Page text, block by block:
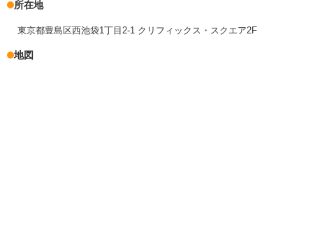
所在地
東京都豊島区西池袋1丁目2-1 クリフィックス・スクエア2F
地図